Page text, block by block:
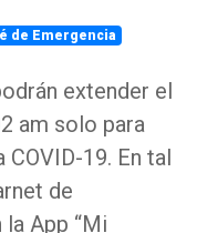
de Emergencia
extender el
am solo para
19. En tal
de
App “Mi